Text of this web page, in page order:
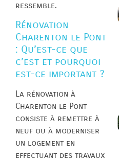
ressemble.
Rénovation
Charenton le Pont
: Qu’est-ce que
c’est et pourquoi
est-ce important ?
La rénovation à
Charenton le Pont
consiste à remettre à
neuf ou à moderniser
un logement en
effectuant des travaux